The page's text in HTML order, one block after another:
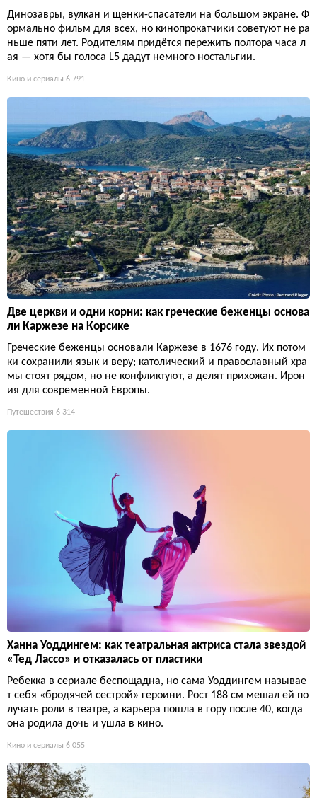
Динозавры, вулкан и щенки-спасатели на большом экране. Ф
ормально фильм для всех, но кинопрокатчики советуют не ра
ньше пяти лет. Родителям придётся пережить полтора часа л
ая — хотя бы голоса L5 дадут немного ностальгии.
Кино и сериалы 6 791
Две церкви и одни корни: как греческие беженцы основа
ли Каржезе на Корсике
Греческие беженцы основали Каржезе в 1676 году. Их потом
ки сохранили язык и веру; католический и православный хра
мы стоят рядом, но не конфликтуют, а делят прихожан. Ирон
ия для современной Европы.
Путешествия 6 314
Ханна Уоддингем: как театральная актриса стала звездой
«Тед Лассо» и отказалась от пластики
Ребекка в сериале беспощадна, но сама Уоддингем называе
т себя «бродячей сестрой» героини. Рост 188 см мешал ей по
лучать роли в театре, а карьера пошла в гору после 40, когда
она родила дочь и ушла в кино.
Кино и сериалы 6 055